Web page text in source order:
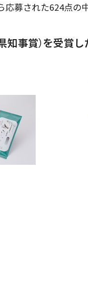
応募された624点の
知事賞）を受賞